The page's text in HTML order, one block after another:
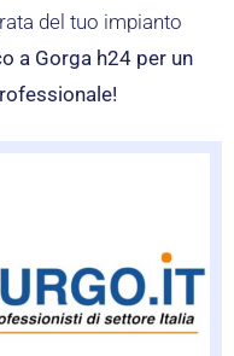
del tuo impianto
a Gorga h24 per un